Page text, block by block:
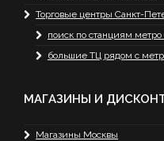
Торговые центры Санкт-
поиск по станциям
большие ТЦ рядом с
МАГАЗИНЫ И
Магазины Москвы